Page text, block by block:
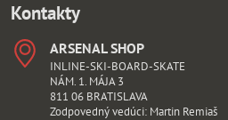
Kontakty
ARSENAL SHOP
INLINE-SKI-BOARD-SKATE
NÁM. 1. MÁJA 3
811 06 BRATISLAVA
Zodpovedný vedúci: Martin Remiaš